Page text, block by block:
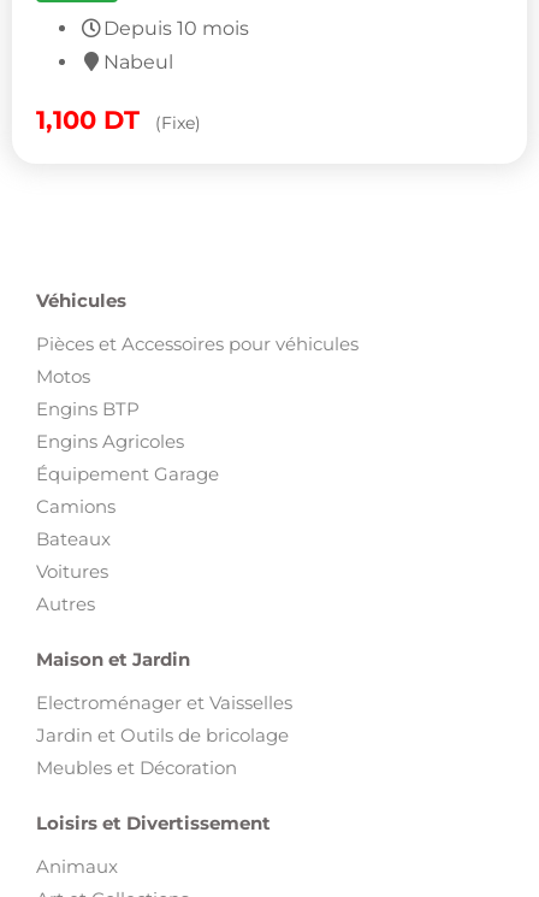
Depuis 10 mois
Nabeul
1,100 DT (Fixe)
caméras 4Ket
Consultez aussiTéléphonespour les smartphones avec photo
Véhicules
Pièces et Accessoires pour véhicules
Engins BTP
Engins Agricoles
Équipement Garage
Camions
Voitures
Autres